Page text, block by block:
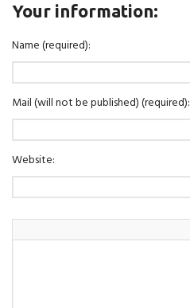
Your information:
Name (required):
Mail (will not be published) (required):
Website: